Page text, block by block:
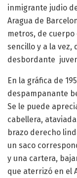
inmigrante judio
Aragua de
metros, de
sencillo y a la vez,
desbordante
En la gráfica de
despampanante
Se le puede
cabellera,
brazo derecho
un saco
y una cartera,
que aterrizó en el